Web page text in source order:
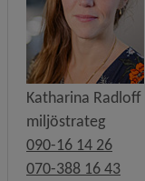
Katharina Radloff
miljöstrateg
090-16 14 26
070-388 16 43